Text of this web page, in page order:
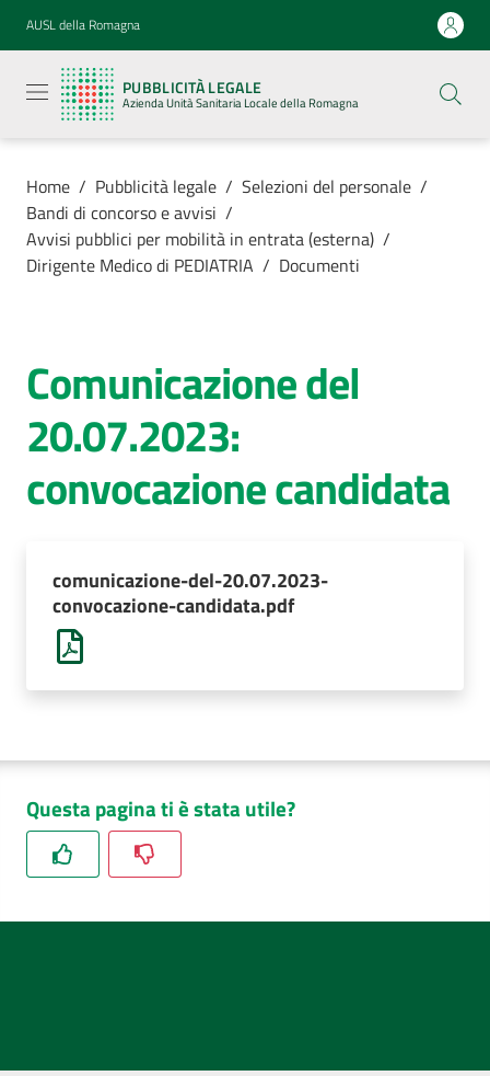
Vai al contenuto
Vai alla navigazione
Vai al footer
AUSL della Romagna
PUBBLICITÀ LEGALE
Azienda Unità Sanitaria Locale della Romagna
legale
Azienda
Unità
Locale della
Servizi
Luoghi di
cura
Home / Pubblicità legale / Selezioni del personale /
Bandi di concorso e avvisi /
Avvisi pubblici per mobilità in entrata (esterna) /
Dirigente Medico di PEDIATRIA / Documenti
Comunicazione del
20.07.2023:
convocazione candidata
comunicazione-del-20.07.2023-
convocazione-candidata.pdf
Questa pagina ti è stata utile?